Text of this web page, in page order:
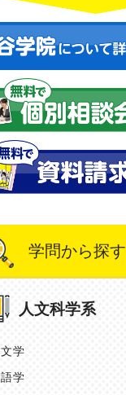
学問から探す
人文科学系
文学
語学